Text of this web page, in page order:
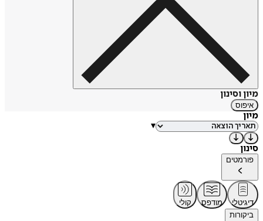
מיון וסינון
איפוס
מיון
▾
סינון
פורמטים
דיגיטלי מודפס
קולי
ביקורות